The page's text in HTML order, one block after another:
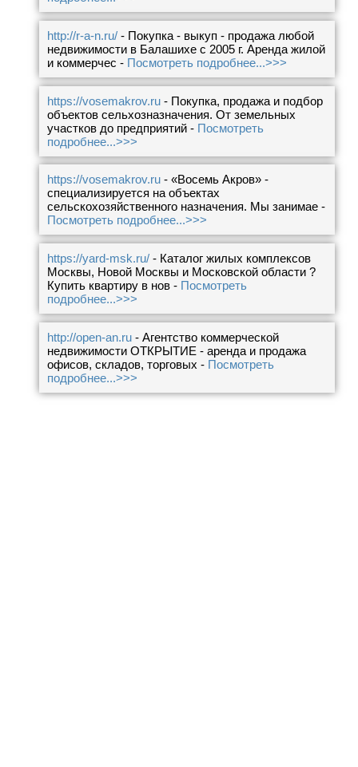
http://r-a-n.ru/ - Покупка - выкуп - продажа любой
недвижимости в Балашихе с 2005 г. Аренда жилой
и коммерчес - Посмотреть подробнее...>>>
https://vosemakrov.ru - Покупка, продажа и подбор
объектов сельхозназначения. От земельных
участков до предприятий - Посмотреть
подробнее...>>>
https://vosemakrov.ru - «Восемь Акров» -
специализируется на объектах
сельскохозяйственного назначения. Мы занимае -
Посмотреть подробнее...>>>
https://yard-msk.ru/ - Каталог жилых комплексов
Москвы, Новой Москвы и Московской области ?
Купить квартиру в нов - Посмотреть
подробнее...>>>
http://open-an.ru - Агентство коммерческой
недвижимости ОТКРЫТИЕ - аренда и продажа
офисов, складов, торговых - Посмотреть
подробнее...>>>